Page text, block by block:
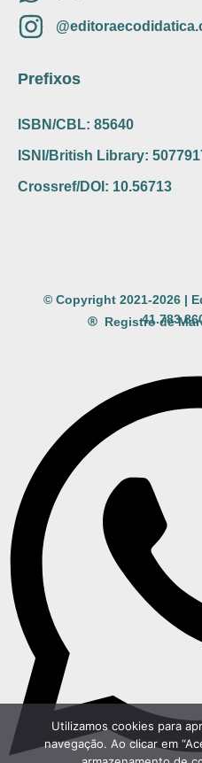
Prefixos
ISBN/CBL: 85640
ISNI/British Library:
Crossref/DOI: 10.56713
© Copyright 2021-2026 |
Registro de
Utilizamos cookies para
navegação. Ao clicar em